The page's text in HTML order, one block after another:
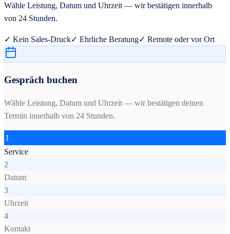
Wähle Leistung, Datum und Uhrzeit — wir bestätigen innerhalb
von 24 Stunden.
✓ Kein Sales-Druck✓ Ehrliche Beratung✓ Remote oder vor Ort
Gespräch buchen
Wähle Leistung, Datum und Uhrzeit — wir bestätigen deinen
Termin innerhalb von 24 Stunden.
1
Service
2
Datum
3
Uhrzeit
4
Kontakt